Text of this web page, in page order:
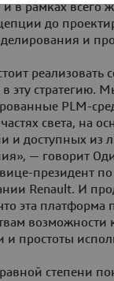
в рамках всего
до
и
реализовать
в эту
PLM-
света, на
и доступных из
— говорит
президент
Renault. И
эта платформа
возможности
и простоты
степени